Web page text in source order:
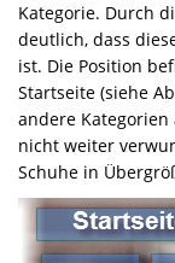
Kategorie. Durch
deutlich, dass
ist. Die Position
Startseite (siehe
andere
nicht weiter
Schuhe in